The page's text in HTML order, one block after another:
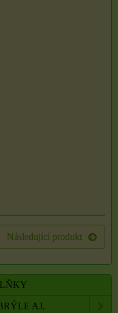
Následující produkt
AJ.